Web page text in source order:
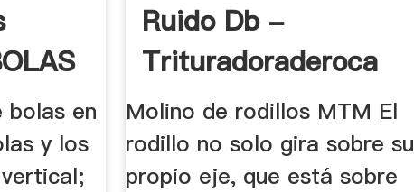
bolas en
y los
Ruido Db -
Trituradoraderoca
Molino de rodillos MTM El
rodillo no solo gira sobre su
propio eje, que está sobre